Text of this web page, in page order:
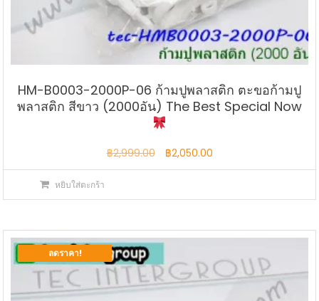
HM-B0003-2000P-06 ก้ามปูพลาสติก ตะขอก้ามปู
พลาสติก สีขาว (2000อัน) The Best Special Now
฿2,999.00
Original
price
฿2,050.00Current
price
หยิบใส่ตะกร้า
ลดราคา!